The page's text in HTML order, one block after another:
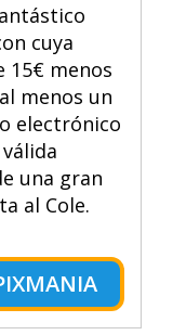
cuya
15€ menos
menos un
electrónico
una gran
al Cole.